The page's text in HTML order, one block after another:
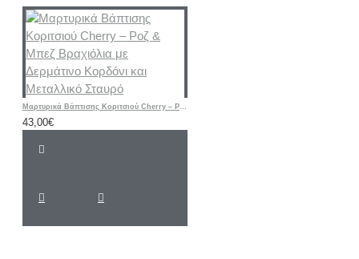
Μαρτυρικά Βάπτισης Κοριτσιού Cherry – Ροζ & Μπεζ Βραχιόλια με Δερμάτινο Κορδόνι και Μεταλλικό Σταυρό
43,00€